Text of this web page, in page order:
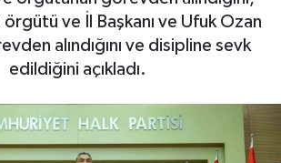
ve İl Başkanı ve Ufuk Ozan
alındığını ve disipline sevk
edildiğini açıkladı.